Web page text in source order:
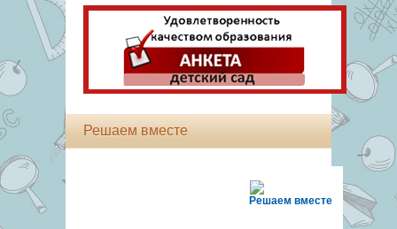
Решаем вместе
Решаем вместе